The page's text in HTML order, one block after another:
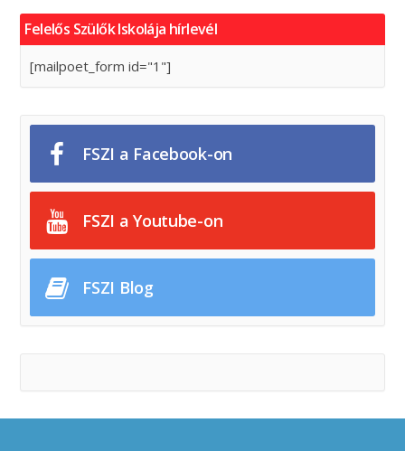
Felelős Szülők Iskolája hírlevél
[mailpoet_form id="1"]
FSZI a Facebook-on
FSZI a Youtube-on
FSZI Blog